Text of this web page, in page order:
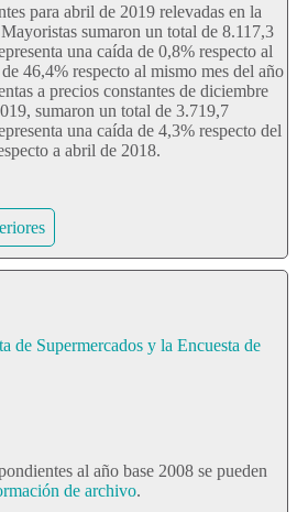
para abril de 2019 relevadas en la
sumaron un total de 8.117,3
una caída de 0,8% respecto al
46,4% respecto al mismo mes del año
a precios constantes de diciembre
sumaron un total de 3.719,7
una caída de 4,3% respecto del
a abril de 2018.
de Supermercados y la Encuesta de
al año base 2008 se pueden
de archivo.